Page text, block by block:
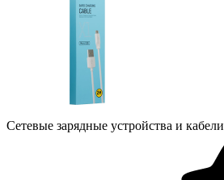
Сетевые зарядные устройства и кабели